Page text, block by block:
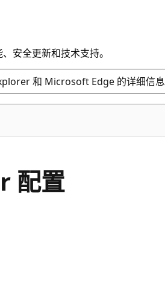
安全更新和技术支持。
和 Microsoft Edge 的详细信息
配置